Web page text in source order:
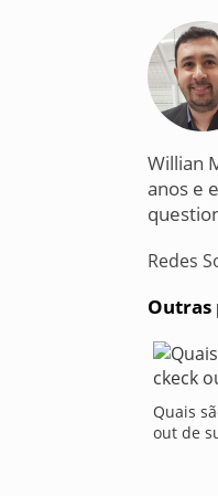
Willian
anos e
Redes
Outras
Quais
out de